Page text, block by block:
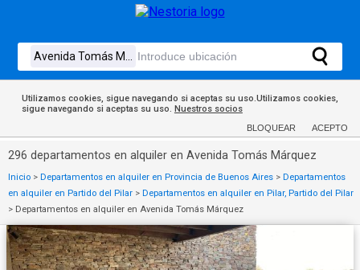
Utilizamos cookies, sigue navegando si aceptas su uso.Utilizamos cookies,
sigue navegando si aceptas su uso. Nuestros socios
BLOQUEAR ACEPTO
296 departamentos en alquiler en Avenida Tomás Márquez
Inicio > Departamentos en alquiler en Provincia de Buenos Aires > Departamentos
en alquiler en Partido del Pilar > Departamentos en alquiler en Pilar, Partido del Pilar
> Departamentos en alquiler en Avenida Tomás Márquez